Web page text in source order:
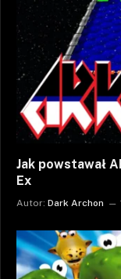
Jak powstawał
Ex
Autor: Dark Archon